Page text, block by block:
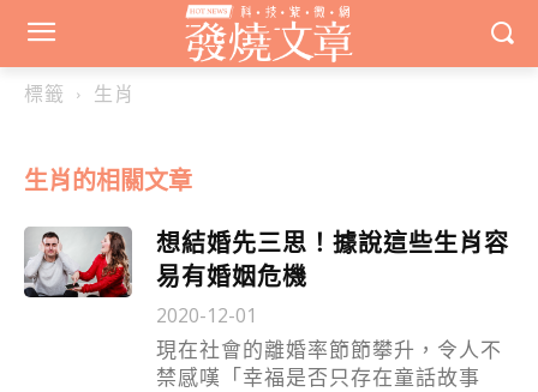
標籤 生肖
生肖的相關文章
想結婚先三思！據說這些生肖容
易有婚姻危機
2020-12-01
現在社會的離婚率節節攀升，令人不
禁感嘆「幸福是否只存在童話故事